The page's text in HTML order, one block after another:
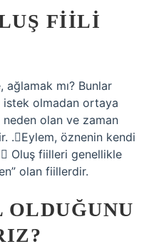
FIILI
mı? Bunlar
olmadan ortaya
olan ve zaman
.Eylem, öznenin kendi
Oluş fiilleri genellikle
olan fiillerdir.